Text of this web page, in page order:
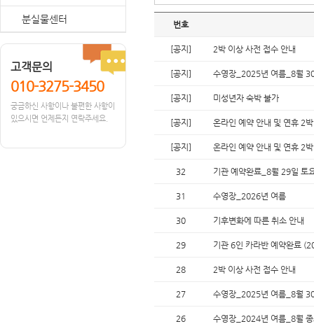
분실물센터
고객문의
010-3275-3450
궁금하신 사항이나 불편한 사항이
있으시면 언제든지 연락주세요.
번호
[공지] 2박 이상 사전 접수 안내
[공지] 수영장_2025년 여름_8월
[공지] 미성년자 숙박 불가
[공지] 온라인 예약 안내 및 연휴 2
[공지] 온라인 예약 안내 및 연휴 2
32 기관 예약완료_8월 29일 토
31 수영장_2026년 여름
30 기후변화에 따른 취소 안내
29 기관 6인 카라반 예약완료
28 2박 이상 사전 접수 안내
27 수영장_2025년 여름_8월
26 수영장_2024년 여름_8월